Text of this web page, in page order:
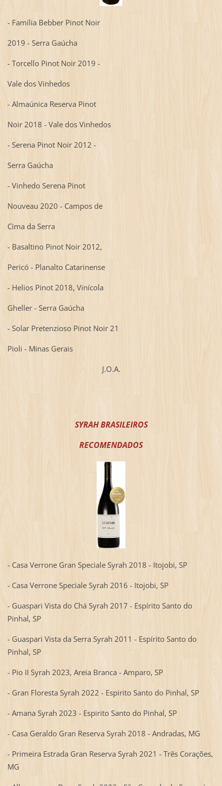
- Família Bebber Pinot Noir
2019 - Serra Gaúcha
- Torcello Pinot Noir 2019 -
Vale dos Vinhedos
- Almaúnica Reserva Pinot
Noir 2018 - Vale dos Vinhedos
- Serena Pinot Noir 2012 -
Serra Gaúcha
- Vinhedo Serena Pinot
Nouveau 2020 - Campos de
Cima da Serra
- Basaltino Pinot Noir 2012,
Pericó - Planalto Catarinense
- Helios Pinot 2018, Vinícola
Gheller - Serra Gaúcha
- Solar Pretenzioso Pinot Noir 21
Pioli - Minas Gerais
J.O.A.
SYRAH BRASILEIROS
RECOMENDADOS
- Casa Verrone Gran Speciale Syrah 2018 - Itojobi, SP
- Casa Verrone Speciale Syrah 2016 - Itojobi, SP
- Guaspari Vista do Chá Syrah 2017 - Espírito Santo do
Pinhal, SP
- Guaspari Vista da Serra Syrah 2011 - Espírito Santo do
Pinhal, SP
- Pio II Syrah 2023, Areia Branca - Amparo, SP
- Gran Floresta Syrah 2022 - Espirito Santo do Pinhal, SP
- Amana Syrah 2023 - Espirito Santo do Pinhal, SP
- Casa Geraldo Gran Reserva Syrah 2018 - Andradas, MG
- Primeira Estrada Gran Reserva Syrah 2021 - Três Corações,
MG